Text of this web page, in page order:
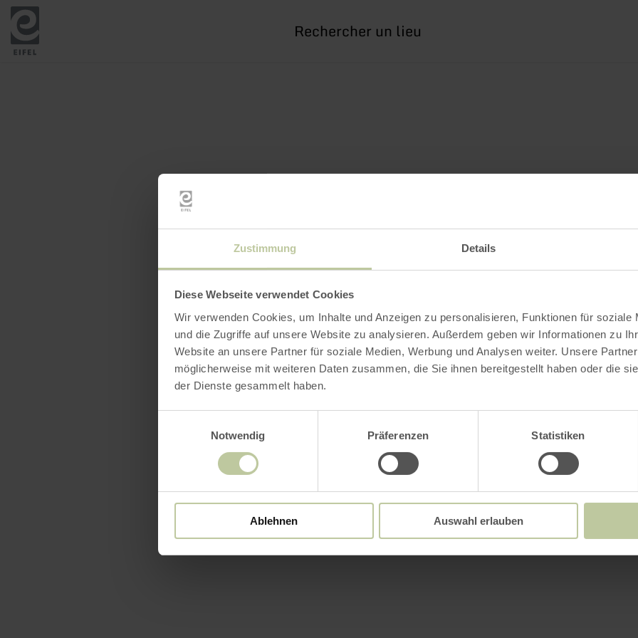
Zustimmung Details
Diese Webseite verwendet Cookies
Wir verwenden Cookies, um Inhalte und Anzeigen zu personalisieren, Funktionen für soziale
und die Zugriffe auf unsere Website zu analysieren. Außerdem geben wir Informationen zu
Website an unsere Partner für soziale Medien, Werbung und Analysen weiter. Unsere
möglicherweise mit weiteren Daten zusammen, die Sie ihnen bereitgestellt haben oder die
der Dienste gesammelt haben.
Notwendig
Präferenzen Statistiken
Ablehnen Auswahl erlauben
recherche